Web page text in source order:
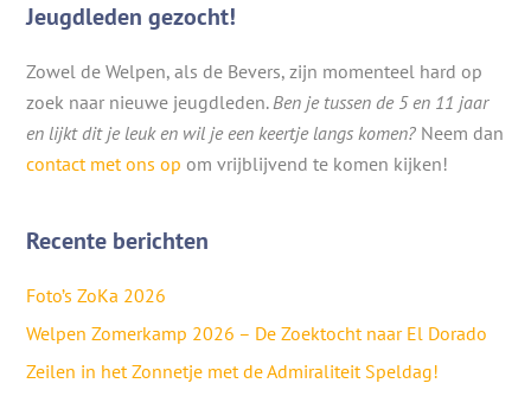
Jeugdleden gezocht!
Zowel de Welpen, als de Bevers, zijn momenteel hard op
zoek naar nieuwe jeugdleden.Ben je tussen de 5 en 11 jaar
en lijkt dit je leuk en wil je een keertje langs komen? Neem dan
contact met ons op om vrijblijvend te komen kijken!
Recente berichten
Foto’s ZoKa 2026
Welpen Zomerkamp 2026 – De Zoektocht naar El Dorado
Zeilen in het Zonnetje met de Admiraliteit Speldag!